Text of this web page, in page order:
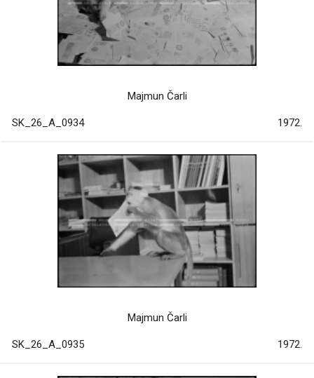
Majmun Čarli
SK_26_A_0934 1972.
Majmun Čarli
SK_26_A_0935 1972.